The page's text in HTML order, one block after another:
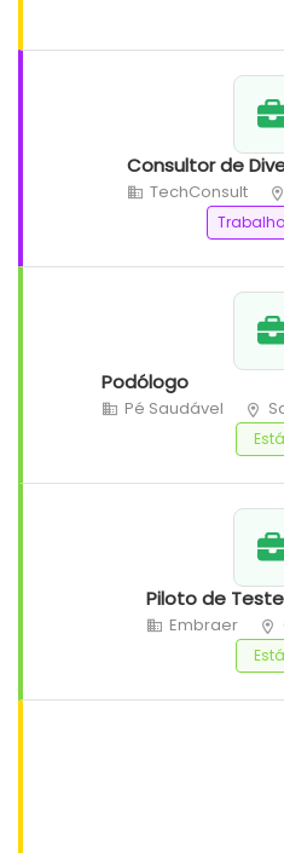
Consultor de
TechConsult
Podólogo
Pé Saudável
Piloto de
Embraer